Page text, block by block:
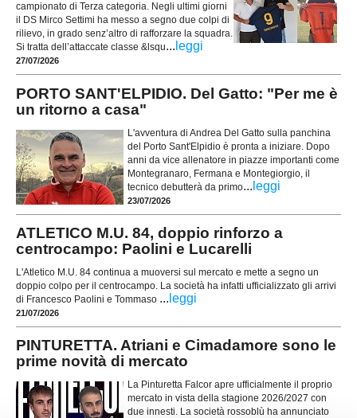
campionato di Terza categoria. Negli ultimi giorni
il DS Mirco Settimi ha messo a segno due colpi di
rilievo, in grado senz’altro di rafforzare la squadra.
Si tratta dell’attaccate classe &lsqu... leggi
27/07/2026
PORTO SANT'ELPIDIO. Del Gatto: "Per me è
un ritorno a casa"
L'avventura di Andrea Del Gatto sulla panchina
del Porto Sant'Elpidio è pronta a iniziare. Dopo
anni da vice allenatore in piazze importanti come
Montegranaro, Fermana e Montegiorgio, il
tecnico debutterà da primo... leggi
23/07/2026
ATLETICO M.U. 84, doppio rinforzo a
centrocampo: Paolini e Lucarelli
L'Atletico M.U. 84 continua a muoversi sul mercato e mette a segno un
doppio colpo per il centrocampo. La società ha infatti ufficializzato gli arrivi
di Francesco Paolini e Tommaso ... leggi
21/07/2026
PINTURETTA. Atriani e Cimadamore sono le
prime novità di mercato
La Pinturetta Falcor apre ufficialmente il proprio
mercato in vista della stagione 2026/2027 con
due innesti. La società rossoblù ha annunciato